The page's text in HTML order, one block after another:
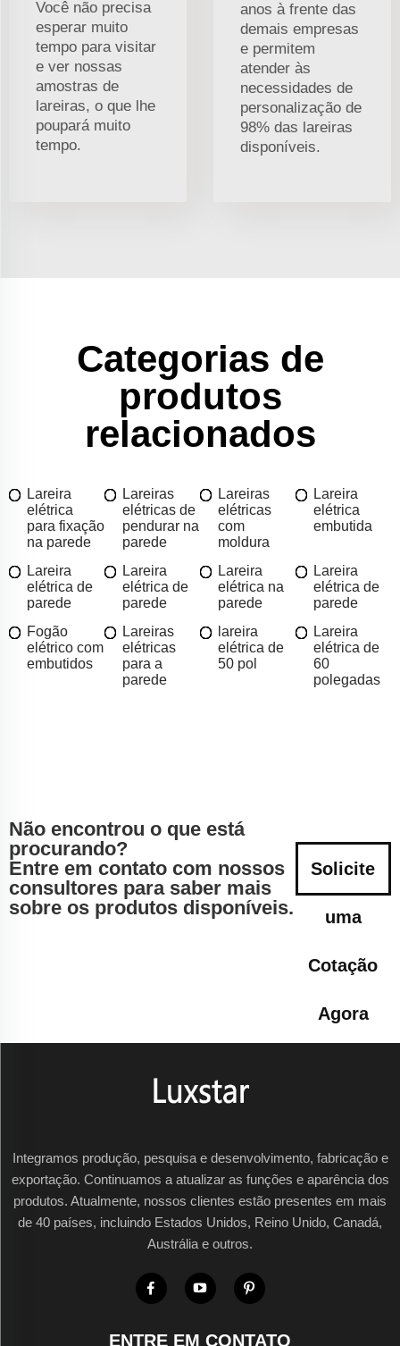
Você não precisa
esperar muito
tempo para visitar
e ver nossas
amostras de
lareiras, o que lhe
poupará muito
tempo.
anos à frente das
demais empresas
e permitem
atender às
necessidades de
personalização de
98% das lareiras
disponíveis.
Categorias de
produtos
relacionados
Lareira
elétrica
para fixação
na parede
Lareiras
elétricas de
pendurar na
parede
Lareiras
elétricas
com
moldura
Lareira
elétrica
embutida
Lareira
elétrica de
parede
Lareira
elétrica de
parede
Lareira
elétrica na
parede
Lareira
elétrica de
parede
Fogão
elétrico com
embutidos
Lareiras
elétricas
para a
parede
lareira
elétrica de
50 pol
Lareira
elétrica de
60
polegadas
Não encontrou o que está
procurando?
Entre em contato com nossos
consultores para saber mais
sobre os produtos disponíveis.
Solicite
uma
Cotação
Agora
Integramos produção, pesquisa e desenvolvimento, fabricação e
exportação. Continuamos a atualizar as funções e aparência dos
produtos. Atualmente, nossos clientes estão presentes em mais
de 40 países, incluindo Estados Unidos, Reino Unido, Canadá,
Austrália e outros.
ENTRE EM CONTATO